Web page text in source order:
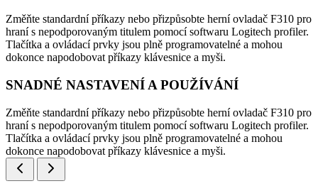
Změňte standardní příkazy nebo přizpůsobte herní ovladač F310 pro
hraní s nepodporovaným titulem pomocí softwaru Logitech profiler.
Tlačítka a ovládací prvky jsou plně programovatelné a mohou
dokonce napodobovat příkazy klávesnice a myši.
SNADNÉ NASTAVENÍ A POUŽÍVÁNÍ
Změňte standardní příkazy nebo přizpůsobte herní ovladač F310 pro
hraní s nepodporovaným titulem pomocí softwaru Logitech profiler.
Tlačítka a ovládací prvky jsou plně programovatelné a mohou
dokonce napodobovat příkazy klávesnice a myši.